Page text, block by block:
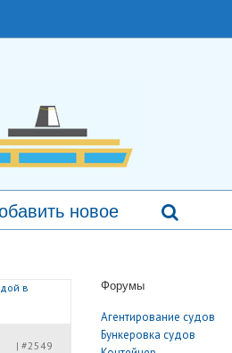
новое
в
#2549
|
Форумы
Агентирование судов
Бункеровка судов